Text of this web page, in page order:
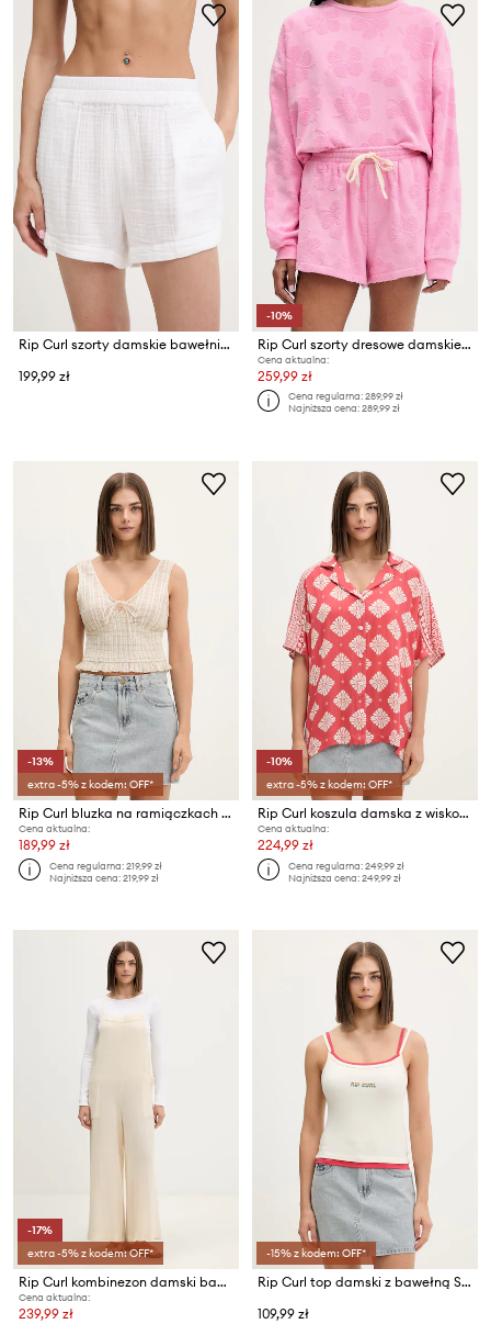
Rip Curl szorty damskie bawełniane
199,99 zł
-10%
Rip Curl szorty dresowe damskie bawełniane PARADISE TERRY BEACH
Cena aktualna:
259,99 zł
Cena regularna:289,99 zł
Najniższa cena:289,99 zł
-13%
extra -5% z kodem: OFF*
Rip Curl bluzka na ramiączkach damska bawełniana PARADISE CHECK TOP
Cena aktualna:
189,99 zł
Cena regularna:219,99 zł
Najniższa cena:219,99 zł
-10%
extra -5% z kodem: OFF*
Rip Curl koszula damska z wiskozą VENTURA
Cena aktualna:
224,99 zł
Cena regularna:249,99 zł
Najniższa cena:249,99 zł
-17%
extra -5% z kodem: OFF*
Rip Curl kombinezon damski bawełniany CLASSIC SURF
Cena aktualna:
239,99 zł
-15% z kodem: OFF*
Rip Curl top damski z bawełną SURF REVIVAL
109,99 zł